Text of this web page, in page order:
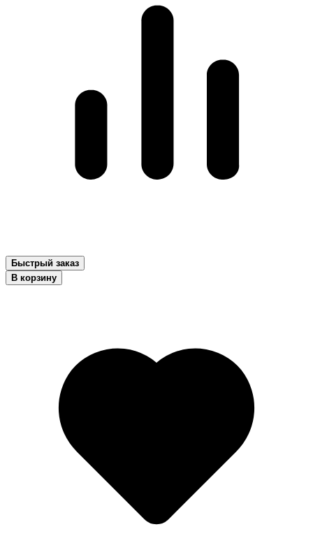
Быстрый заказ
В корзину